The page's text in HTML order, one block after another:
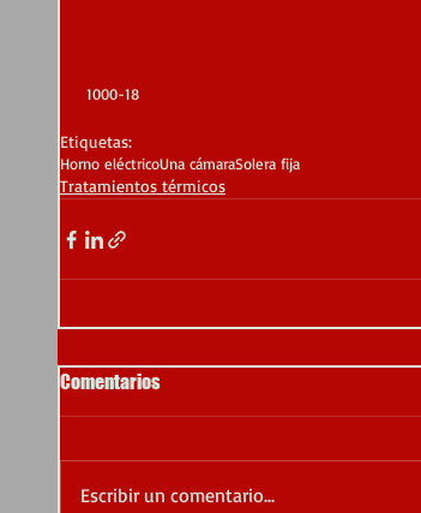
1000-18
Etiquetas:
Horno eléctricoUna cámaraSolera fija
Tratamientos térmicos
Comentarios
Escribir un comentario...